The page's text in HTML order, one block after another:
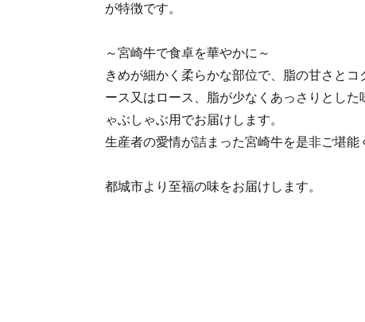
が特徴です。
～宮崎牛で食卓を華やかに～
きめが細かく柔らかな部位で、脂の甘さとコ
ース又はロース、脂が少なくあっさりとした
ゃぶしゃぶ用でお届けします。
生産者の愛情が詰まった宮崎牛を是非ご堪能
都城市より至福の味をお届けします。